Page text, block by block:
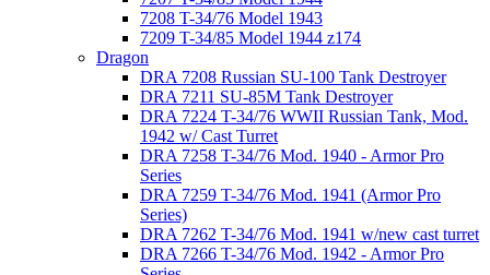
7208 T-34/76 Model 1943
7209 T-34/85 Model 1944 z174
Dragon
DRA 7208 Russian SU-100 Tank Destroyer
DRA 7211 SU-85M Tank Destroyer
DRA 7224 T-34/76 WWII Russian Tank, Mod.
1942 w/ Cast Turret
DRA 7258 T-34/76 Mod. 1940 - Armor Pro
Series
DRA 7259 T-34/76 Mod. 1941 (Armor Pro
Series)
DRA 7262 T-34/76 Mod. 1941 w/new cast turret
DRA 7266 T-34/76 Mod. 1942 - Armor Pro